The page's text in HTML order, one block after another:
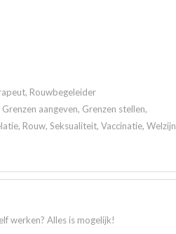
Rouwbegeleider
aangeven, Grenzen stellen,
Rouw, Seksualiteit, Vaccinatie, Welzijn
werken? Alles is mogelijk!